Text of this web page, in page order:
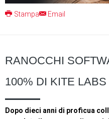
Stampa Email
RANOCCHI
100% DI KITE LABS
Dopo dieci anni di proficua